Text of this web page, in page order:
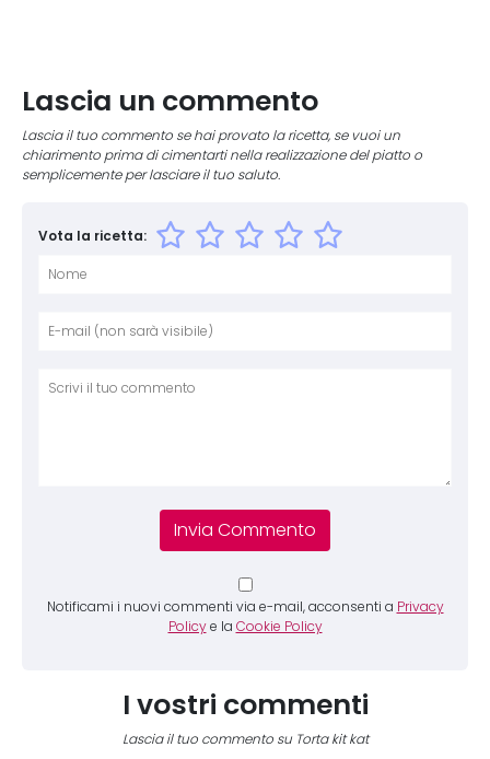
Lascia un commento
Lascia il tuo commento se hai provato la ricetta, se vuoi un
chiarimento prima di cimentarti nella realizzazione del piatto o
semplicemente per lasciare il tuo saluto.
Vota la ricetta:
Notificami i nuovi commenti via e-mail, acconsenti a Privacy
Policy e la Cookie Policy
I vostri commenti
Lascia il tuo commento su Torta kit kat